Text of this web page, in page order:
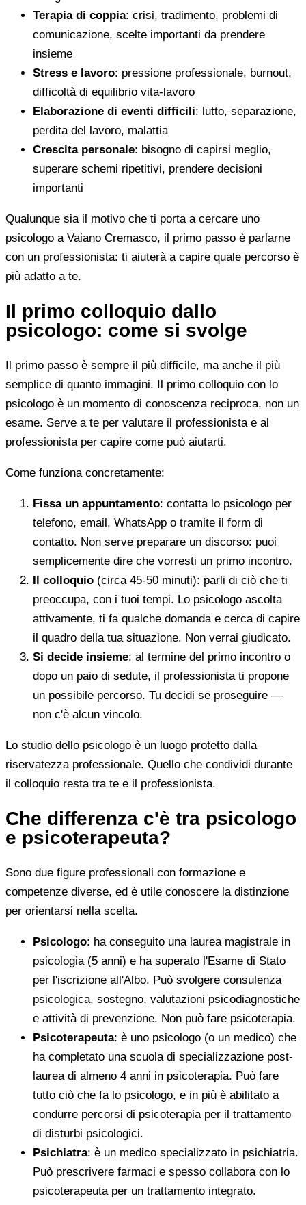
Terapia di coppia: crisi, tradimento, problemi di
comunicazione, scelte importanti da prendere
insieme
Stress e lavoro: pressione professionale, burnout,
difficoltà di equilibrio vita-lavoro
Elaborazione di eventi difficili: lutto, separazione,
perdita del lavoro, malattia
Crescita personale: bisogno di capirsi meglio,
superare schemi ripetitivi, prendere decisioni
importanti
Qualunque sia il motivo che ti porta a cercare uno
psicologo a Vaiano Cremasco, il primo passo è parlarne
con un professionista: ti aiuterà a capire quale percorso è
più adatto a te.
Il primo colloquio dallo
psicologo: come si svolge
Il primo passo è sempre il più difficile, ma anche il più
semplice di quanto immagini. Il primo colloquio con lo
psicologo è un momento di conoscenza reciproca, non un
esame. Serve a te per valutare il professionista e al
professionista per capire come può aiutarti.
Come funziona concretamente:
Fissa un appuntamento: contatta lo psicologo per
telefono, email, WhatsApp o tramite il form di
contatto. Non serve preparare un discorso: puoi
semplicemente dire che vorresti un primo incontro.
Il colloquio (circa 45-50 minuti): parli di ciò che ti
preoccupa, con i tuoi tempi. Lo psicologo ascolta
attivamente, ti fa qualche domanda e cerca di capire
il quadro della tua situazione. Non verrai giudicato.
Si decide insieme: al termine del primo incontro o
dopo un paio di sedute, il professionista ti propone
un possibile percorso. Tu decidi se proseguire —
non c'è alcun vincolo.
Lo studio dello psicologo è un luogo protetto dalla
riservatezza professionale. Quello che condividi durante
il colloquio resta tra te e il professionista.
Che differenza c'è tra psicologo
e psicoterapeuta?
Sono due figure professionali con formazione e
competenze diverse, ed è utile conoscere la distinzione
per orientarsi nella scelta.
Psicologo: ha conseguito una laurea magistrale in
psicologia (5 anni) e ha superato l'Esame di Stato
per l'iscrizione all'Albo. Può svolgere consulenza
psicologica, sostegno, valutazioni psicodiagnostiche
e attività di prevenzione. Non può fare psicoterapia.
Psicoterapeuta: è uno psicologo (o un medico) che
ha completato una scuola di specializzazione post-
laurea di almeno 4 anni in psicoterapia. Può fare
tutto ciò che fa lo psicologo, e in più è abilitato a
condurre percorsi di psicoterapia per il trattamento
di disturbi psicologici.
Psichiatra: è un medico specializzato in psichiatria.
Può prescrivere farmaci e spesso collabora con lo
psicoterapeuta per un trattamento integrato.